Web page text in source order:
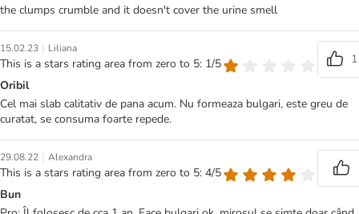
the clumps crumble and it doesn't cover the urine smell
15.02.23 | Liliana
This is a stars rating area from zero to 5: 1/5
1
Oribil
Cel mai slab calitativ de pana acum. Nu formeaza bulgari, este greu de
curatat, se consuma foarte repede.
29.08.22 | Alexandra
This is a stars rating area from zero to 5: 4/5
Bun